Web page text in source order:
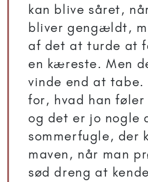
kan blive såret,
bliver gengældt,
af det at turde at
en kæreste. Men
vinde end at tabe.
for, hvad han
og det er jo nogle
sommerfugle, der
maven, når man
sød dreng at